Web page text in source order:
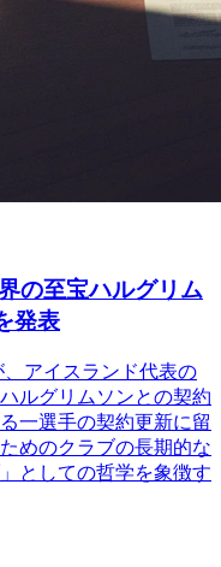
の至宝ハルグリム
発表
アイスランド代表の
ルグリムソンとの契約
一選手の契約更新に留
めのクラブの長期的な
としての哲学を象徴す